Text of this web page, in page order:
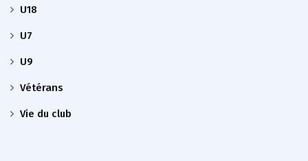
U18
U7
U9
Vétérans
Vie du club